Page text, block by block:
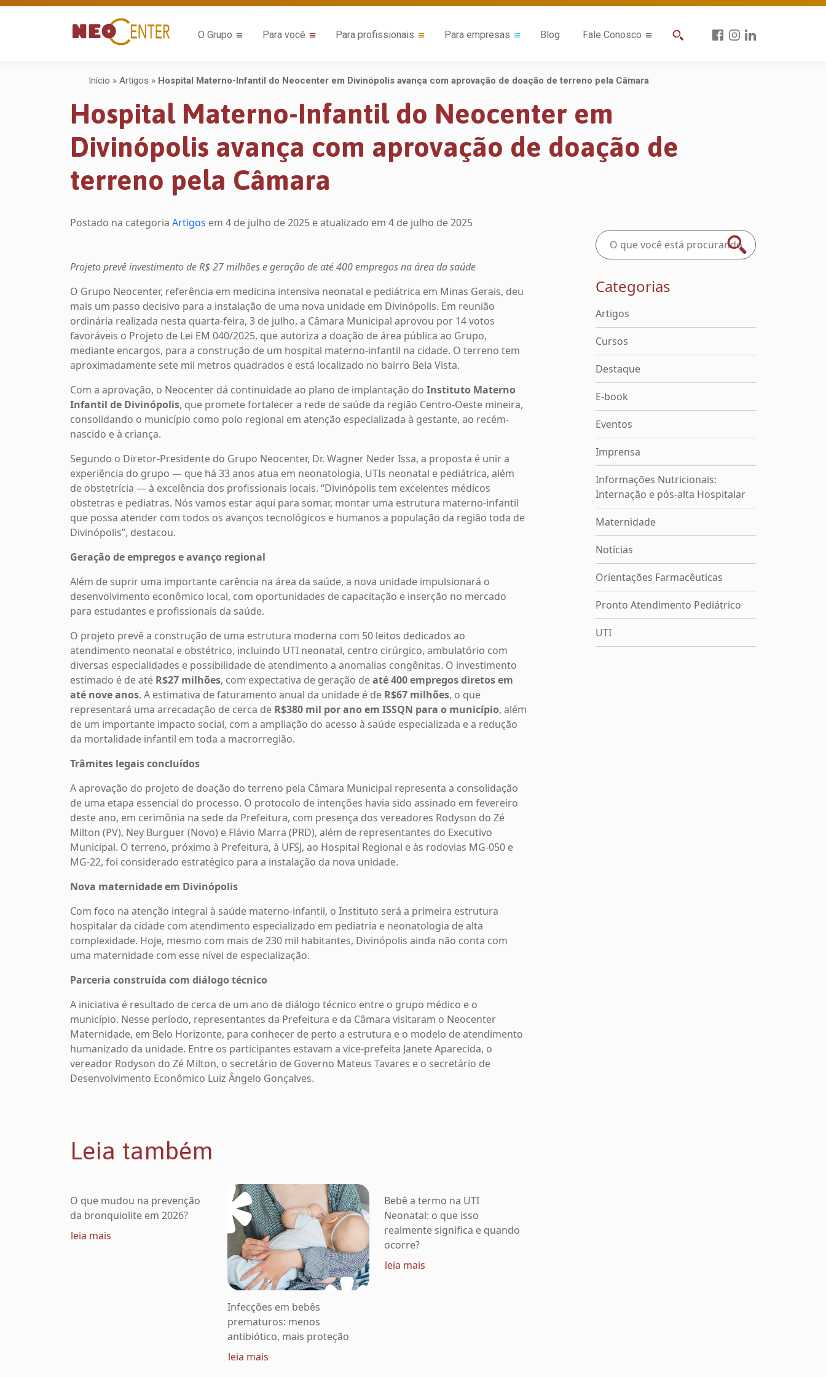
O Grupo Para você Para profissionais Para empresas Blog Fale Conosco
Início » Artigos » Hospital Materno-Infantil do Neocenter em Divinópolis avança com aprovação de doação de terreno pela Câmara
Hospital Materno-Infantil do Neocenter em
Divinópolis avança com aprovação de doação de
terreno pela Câmara
Postado na categoria Artigos em 4 de julho de 2025 e atualizado em 4 de julho de 2025
Projeto prevê investimento de R$ 27 milhões e geração de até 400 empregos na área da saúde
O Grupo Neocenter, referência em medicina intensiva neonatal e pediátrica em Minas Gerais, deu
mais um passo decisivo para a instalação de uma nova unidade em Divinópolis. Em reunião
ordinária realizada nesta quarta-feira, 3 de julho, a Câmara Municipal aprovou por 14 votos
favoráveis o Projeto de Lei EM 040/2025, que autoriza a doação de área pública ao Grupo,
mediante encargos, para a construção de um hospital materno-infantil na cidade. O terreno tem
aproximadamente sete mil metros quadrados e está localizado no bairro Bela Vista.
Com a aprovação, o Neocenter dá continuidade ao plano de implantação do Instituto Materno
Infantil de Divinópolis, que promete fortalecer a rede de saúde da região Centro-Oeste mineira,
consolidando o município como polo regional em atenção especializada à gestante, ao recém-
nascido e à criança.
Segundo o Diretor-Presidente do Grupo Neocenter, Dr. Wagner Neder Issa, a proposta é unir a
experiência do grupo — que há 33 anos atua em neonatologia, UTIs neonatal e pediátrica, além
de obstetrícia — à excelência dos profissionais locais. “Divinópolis tem excelentes médicos
obstetras e pediatras. Nós vamos estar aqui para somar, montar uma estrutura materno-infantil
que possa atender com todos os avanços tecnológicos e humanos a população da região toda de
Divinópolis”, destacou.
Geração de empregos e avanço regional
Além de suprir uma importante carência na área da saúde, a nova unidade impulsionará o
desenvolvimento econômico local, com oportunidades de capacitação e inserção no mercado
para estudantes e profissionais da saúde.
O projeto prevê a construção de uma estrutura moderna com 50 leitos dedicados ao
atendimento neonatal e obstétrico, incluindo UTI neonatal, centro cirúrgico, ambulatório com
diversas especialidades e possibilidade de atendimento a anomalias congênitas. O investimento
estimado é de até R$27 milhões, com expectativa de geração deaté 400 empregos diretos em
até nove anos. A estimativa de faturamento anual da unidade é de R$67 milhões, o que
representará uma arrecadação de cerca de R$380 mil por ano em ISSQN para o município, além
de um importante impacto social, com a ampliação do acesso à saúde especializada e a redução
da mortalidade infantil em toda a macrorregião.
Trâmites legais concluídos
A aprovação do projeto de doação do terreno pela Câmara Municipal representa a consolidação
de uma etapa essencial do processo. O protocolo de intenções havia sido assinado em fevereiro
deste ano, em cerimônia na sede da Prefeitura, com presença dos vereadores Rodyson do Zé
Milton (PV), Ney Burguer (Novo) e Flávio Marra (PRD), além de representantes do Executivo
Municipal. O terreno, próximo à Prefeitura, à UFSJ, ao Hospital Regional e às rodovias MG-050 e
MG-22, foi considerado estratégico para a instalação da nova unidade.
Nova maternidade em Divinópolis
Com foco na atenção integral à saúde materno-infantil, o Instituto será a primeira estrutura
hospitalar da cidade com atendimento especializado em pediatria e neonatologia de alta
complexidade. Hoje, mesmo com mais de 230 mil habitantes, Divinópolis ainda não conta com
uma maternidade com esse nível de especialização.
Parceria construída com diálogo técnico
A iniciativa é resultado de cerca de um ano de diálogo técnico entre o grupo médico e o
município. Nesse período, representantes da Prefeitura e da Câmara visitaram o Neocenter
Maternidade, em Belo Horizonte, para conhecer de perto a estrutura e o modelo de atendimento
humanizado da unidade. Entre os participantes estavam a vice-prefeita Janete Aparecida, o
vereador Rodyson do Zé Milton, o secretário de Governo Mateus Tavares e o secretário de
Desenvolvimento Econômico Luiz Ângelo Gonçalves.
Leia também
O que mudou na prevenção
da bronquiolite em 2026?
leia mais
Infecções em bebês
prematuros: menos
antibiótico, mais proteção
leia mais
Bebê a termo na UTI
Neonatal: o que isso
realmente significa e quando
ocorre?
leia mais
Categorias
Artigos
Cursos
Destaque
E-book
Eventos
Imprensa
Informações Nutricionais:
Internação e pós-alta Hospitalar
Maternidade
Notícias
Orientações Farmacêuticas
Pronto Atendimento Pediátrico
UTI